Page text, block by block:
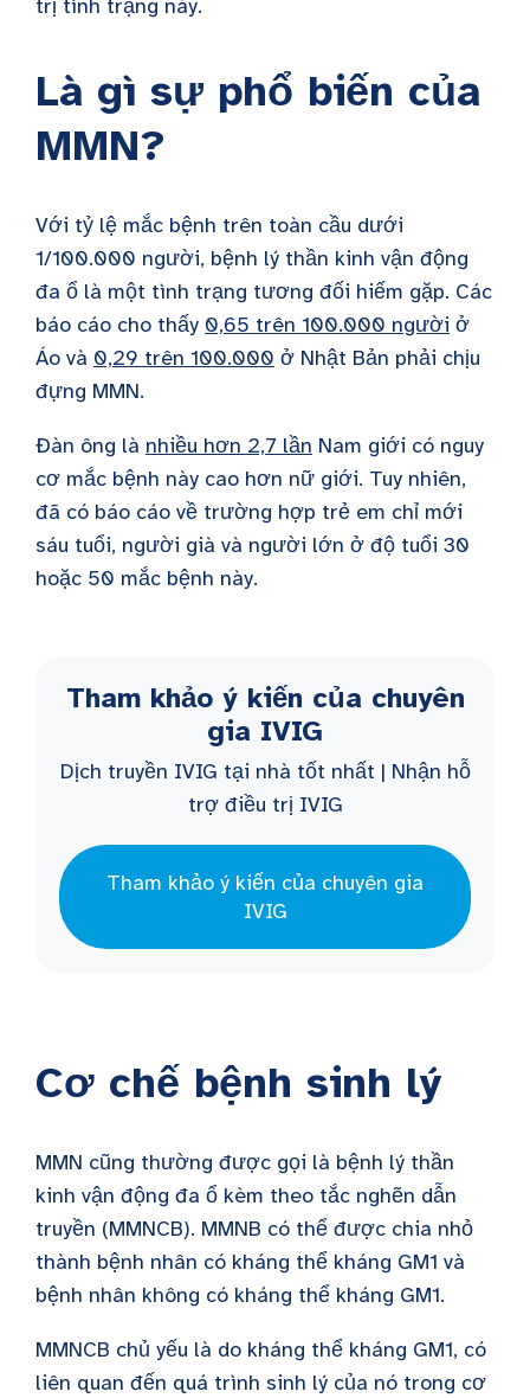
trị tình trạng này.
Là gì sự phổ biến của
MMN?
Với tỷ lệ mắc bệnh trên toàn cầu dưới
1/100.000 người, bệnh lý thần kinh vận động
đa ổ là một tình trạng tương đối hiếm gặp. Các
báo cáo cho thấy 0,65 trên 100.000 người ở
Áo và 0,29 trên 100.000 ở Nhật Bản phải chịu
đựng MMN.
Đàn ông là nhiều hơn 2,7 lần Nam giới có nguy
cơ mắc bệnh này cao hơn nữ giới. Tuy nhiên,
đã có báo cáo về trường hợp trẻ em chỉ mới
sáu tuổi, người già và người lớn ở độ tuổi 30
hoặc 50 mắc bệnh này.
Tham khảo ý kiến của chuyên
gia IVIG
Dịch truyền IVIG tại nhà tốt nhất | Nhận hỗ
trợ điều trị IVIG
Tham khảo ý kiến của chuyên gia
IVIG
Cơ chế bệnh sinh lý
MMN cũng thường được gọi là bệnh lý thần
kinh vận động đa ổ kèm theo tắc nghẽn dẫn
truyền (MMNCB). MMNB có thể được chia nhỏ
thành bệnh nhân có kháng thể kháng GM1 và
bệnh nhân không có kháng thể kháng GM1.
MMNCB chủ yếu là do kháng thể kháng GM1, có
liên quan đến quá trình sinh lý của nó trong cơ